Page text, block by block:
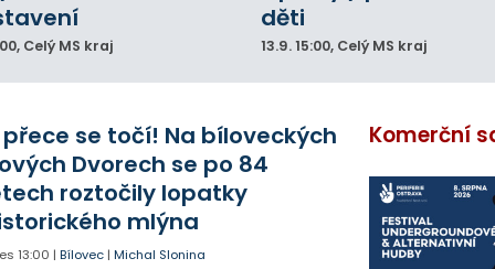
, Celý MS kraj
děti
13.9.15:00, Celý MS kraj
přece se točí! Na bíloveckých
Dvorech se po 84
roztočily lopatky
mlýna
13:00 |Bílovec |Michal Slonina
Komerční